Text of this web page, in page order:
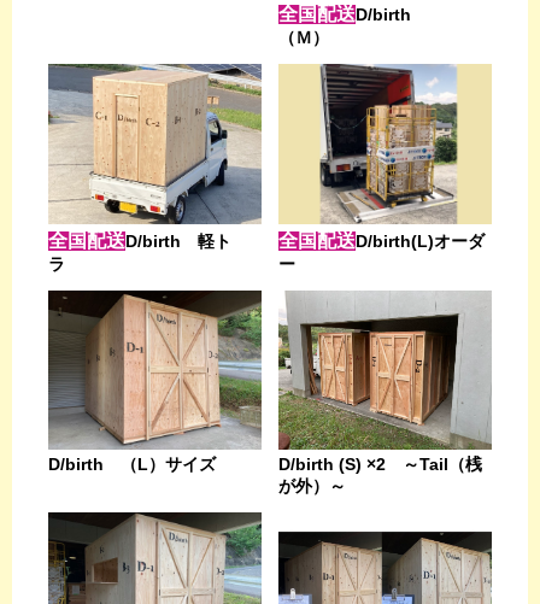
全国配送D/birth
（Ｍ）
全国配送D/birth 軽ト
ラ
全国配送D/birth(L)オーダ
ー
D/birth （L）サイズ
D/birth (S) ×2 ～Tail（桟
が外）～